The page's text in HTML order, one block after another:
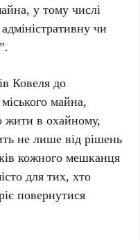
у тому числі
чи
Ковеля до
майна,
жити в охайному,
не лише від рішень
кожного мешканця
для тих, хто
повернутися